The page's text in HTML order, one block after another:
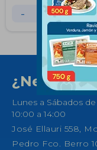
- +
Lunes a Sábados
10:00 a 14:00
José Ellauri 558,
Pedro Fco. Berro